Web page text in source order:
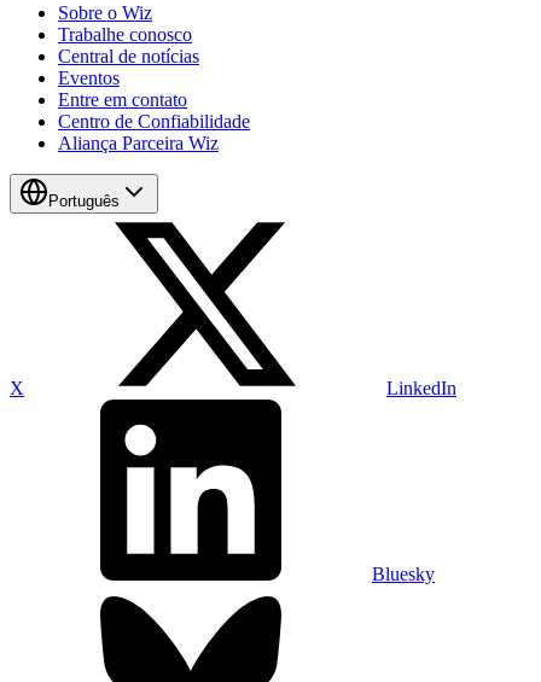
Sobre o Wiz
Trabalhe conosco
Central de notícias
Eventos
Entre em contato
Centro de Confiabilidade
Aliança Parceira Wiz
Português
X LinkedIn
Bluesky